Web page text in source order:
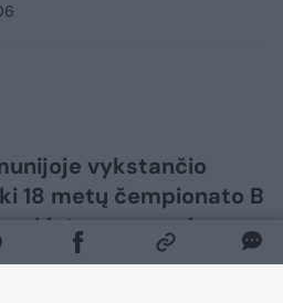
vykstančio
18 metų čempionato B
Lietuvos merginų
įspūdingą